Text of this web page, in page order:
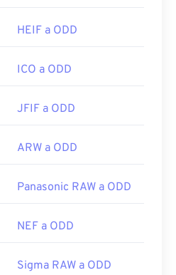
HEIF a ODD
ICO a ODD
JFIF a ODD
ARW a ODD
Panasonic RAW a ODD
NEF a ODD
Sigma RAW a ODD